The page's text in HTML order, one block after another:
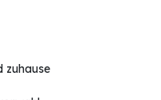
zuhause